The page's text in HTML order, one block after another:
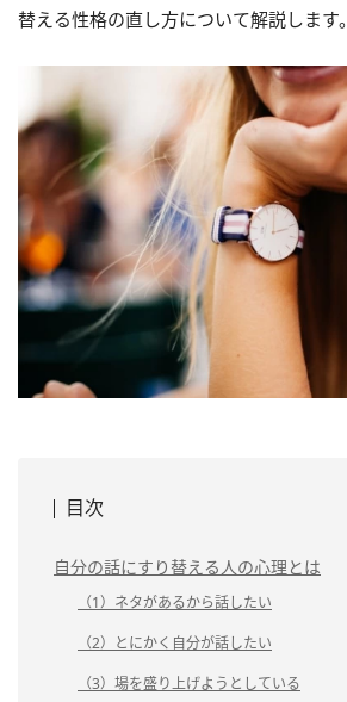
替える性格の直し方について解説します。
目次
自分の話にすり替える人の心理とは
（1）ネタがあるから話したい
（2）とにかく自分が話したい
（3）場を盛り上げようとしている